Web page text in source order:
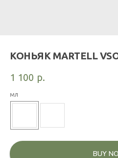
КОНЬЯК MARTELL
1 100 р.
мл
BUY